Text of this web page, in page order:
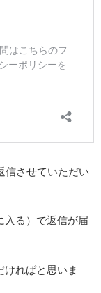
信させていただい
入る）で返信が届
ければと思いま